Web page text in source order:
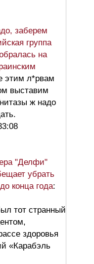
заберем
группа
на
этим л*рвам
выставим
ж надо
"Делфи"
убрать
конца года:
тот странный
здоровья
«Карабэль